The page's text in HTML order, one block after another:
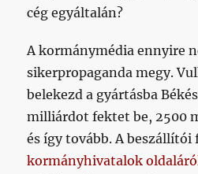
cég egyáltalán?
A kormánymédia ennyire
sikerpropaganda megy.
belekezd a gyártásba
milliárdot fektet be, 2500
és így tovább. A
kormányhivatalok